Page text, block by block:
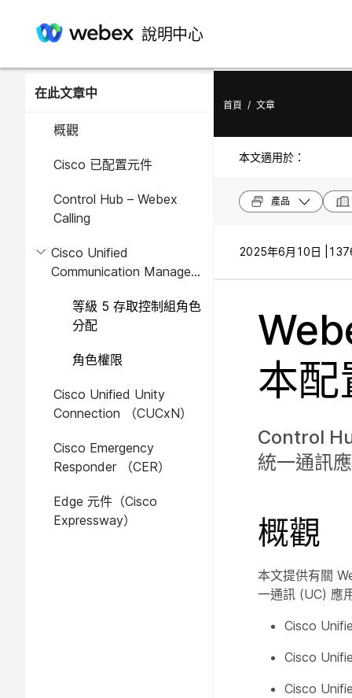
說明中心
在此文章中
概觀
Cisco 已配置元件
Control Hub – Webex
Calling
Cisco Unified
Communication Manager
等級 5 存取控制組角色
分配
角色權限
Cisco Unified Unity
Connection （CUCxN）
Cisco Emergency
Responder （CER）
Edge 元件（Cisco
Expressway）
首頁 / 文章
本文適用於：
產品
2025年6月10日 |
本配
Control
統一通訊
概觀
本文提供有關
一通訊 (UC) 應
Cisco
Cisco
Cisco